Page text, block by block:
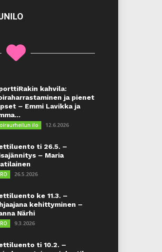
kahvila:
ja pienet
– Emmi Lavikka ja
ilo 12.6.2026
ti 26.5. –
– Maria
26.5.2026
ke 11.3. –
kehittyminen –
Närhi
9.3.2026
ti 10.2. –